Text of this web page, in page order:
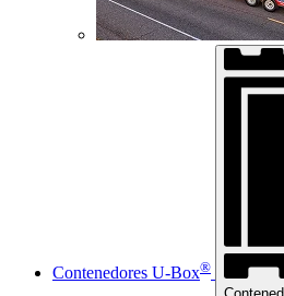
Contenedores U-Box®